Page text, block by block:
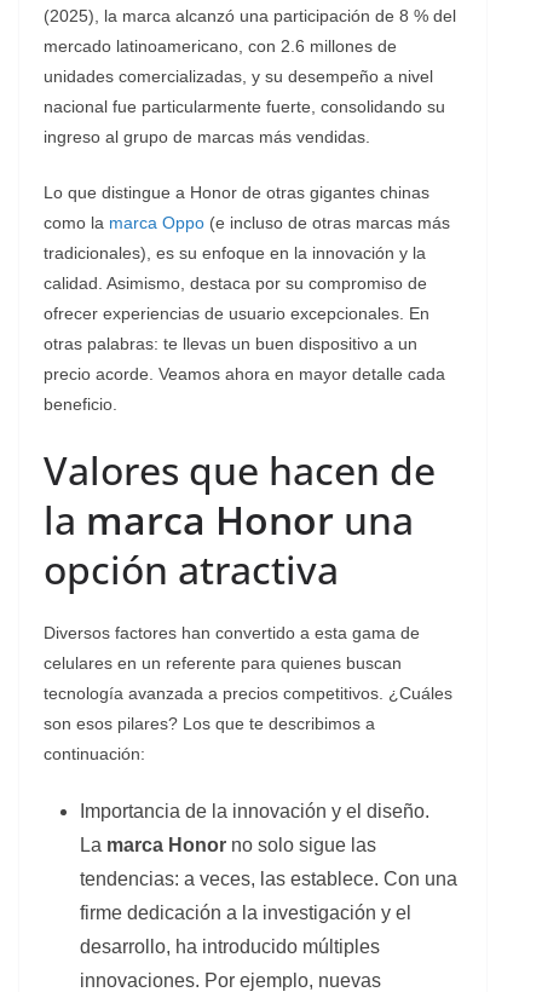
(2025), la marca alcanzó una participación de 8 % del
mercado latinoamericano, con 2.6 millones de
unidades comercializadas, y su desempeño a nivel
nacional fue particularmente fuerte, consolidando su
ingreso al grupo de marcas más vendidas.
Lo que distingue a Honor de otras gigantes chinas
como la marca Oppo (e incluso de otras marcas más
tradicionales), es su enfoque en la innovación y la
calidad. Asimismo, destaca por su compromiso de
ofrecer experiencias de usuario excepcionales. En
otras palabras: te llevas un buen dispositivo a un
precio acorde. Veamos ahora en mayor detalle cada
beneficio.
Valores que hacen de
la marca Honor una
opción atractiva
Diversos factores han convertido a esta gama de
celulares en un referente para quienes buscan
tecnología avanzada a precios competitivos. ¿Cuáles
son esos pilares? Los que te describimos a
continuación:
Importancia de la innovación y el diseño.
La marca Honor no solo sigue las
tendencias: a veces, las establece. Con una
firme dedicación a la investigación y el
desarrollo, ha introducido múltiples
innovaciones. Por ejemplo, nuevas